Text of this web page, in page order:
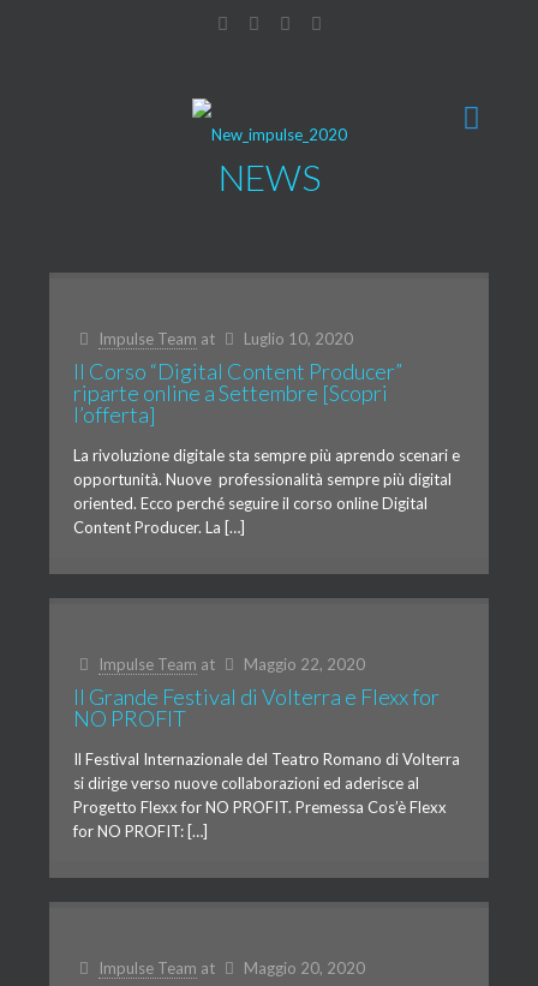
NEWS
Impulse Team at Luglio 10, 2020
Il Corso “Digital Content Producer”
riparte online a Settembre [Scopri
l’offerta]
La rivoluzione digitale sta sempre più aprendo scenari e
opportunità. Nuove professionalità sempre più digital
oriented. Ecco perché seguire il corso online Digital
Content Producer. La […]
Impulse Team at Maggio 22, 2020
Il Grande Festival di Volterra e Flexx for
NO PROFIT
Il Festival Internazionale del Teatro Romano di Volterra
si dirige verso nuove collaborazioni ed aderisce al
Progetto Flexx for NO PROFIT. Premessa Cos’è Flexx
for NO PROFIT: […]
Impulse Team at Maggio 20, 2020